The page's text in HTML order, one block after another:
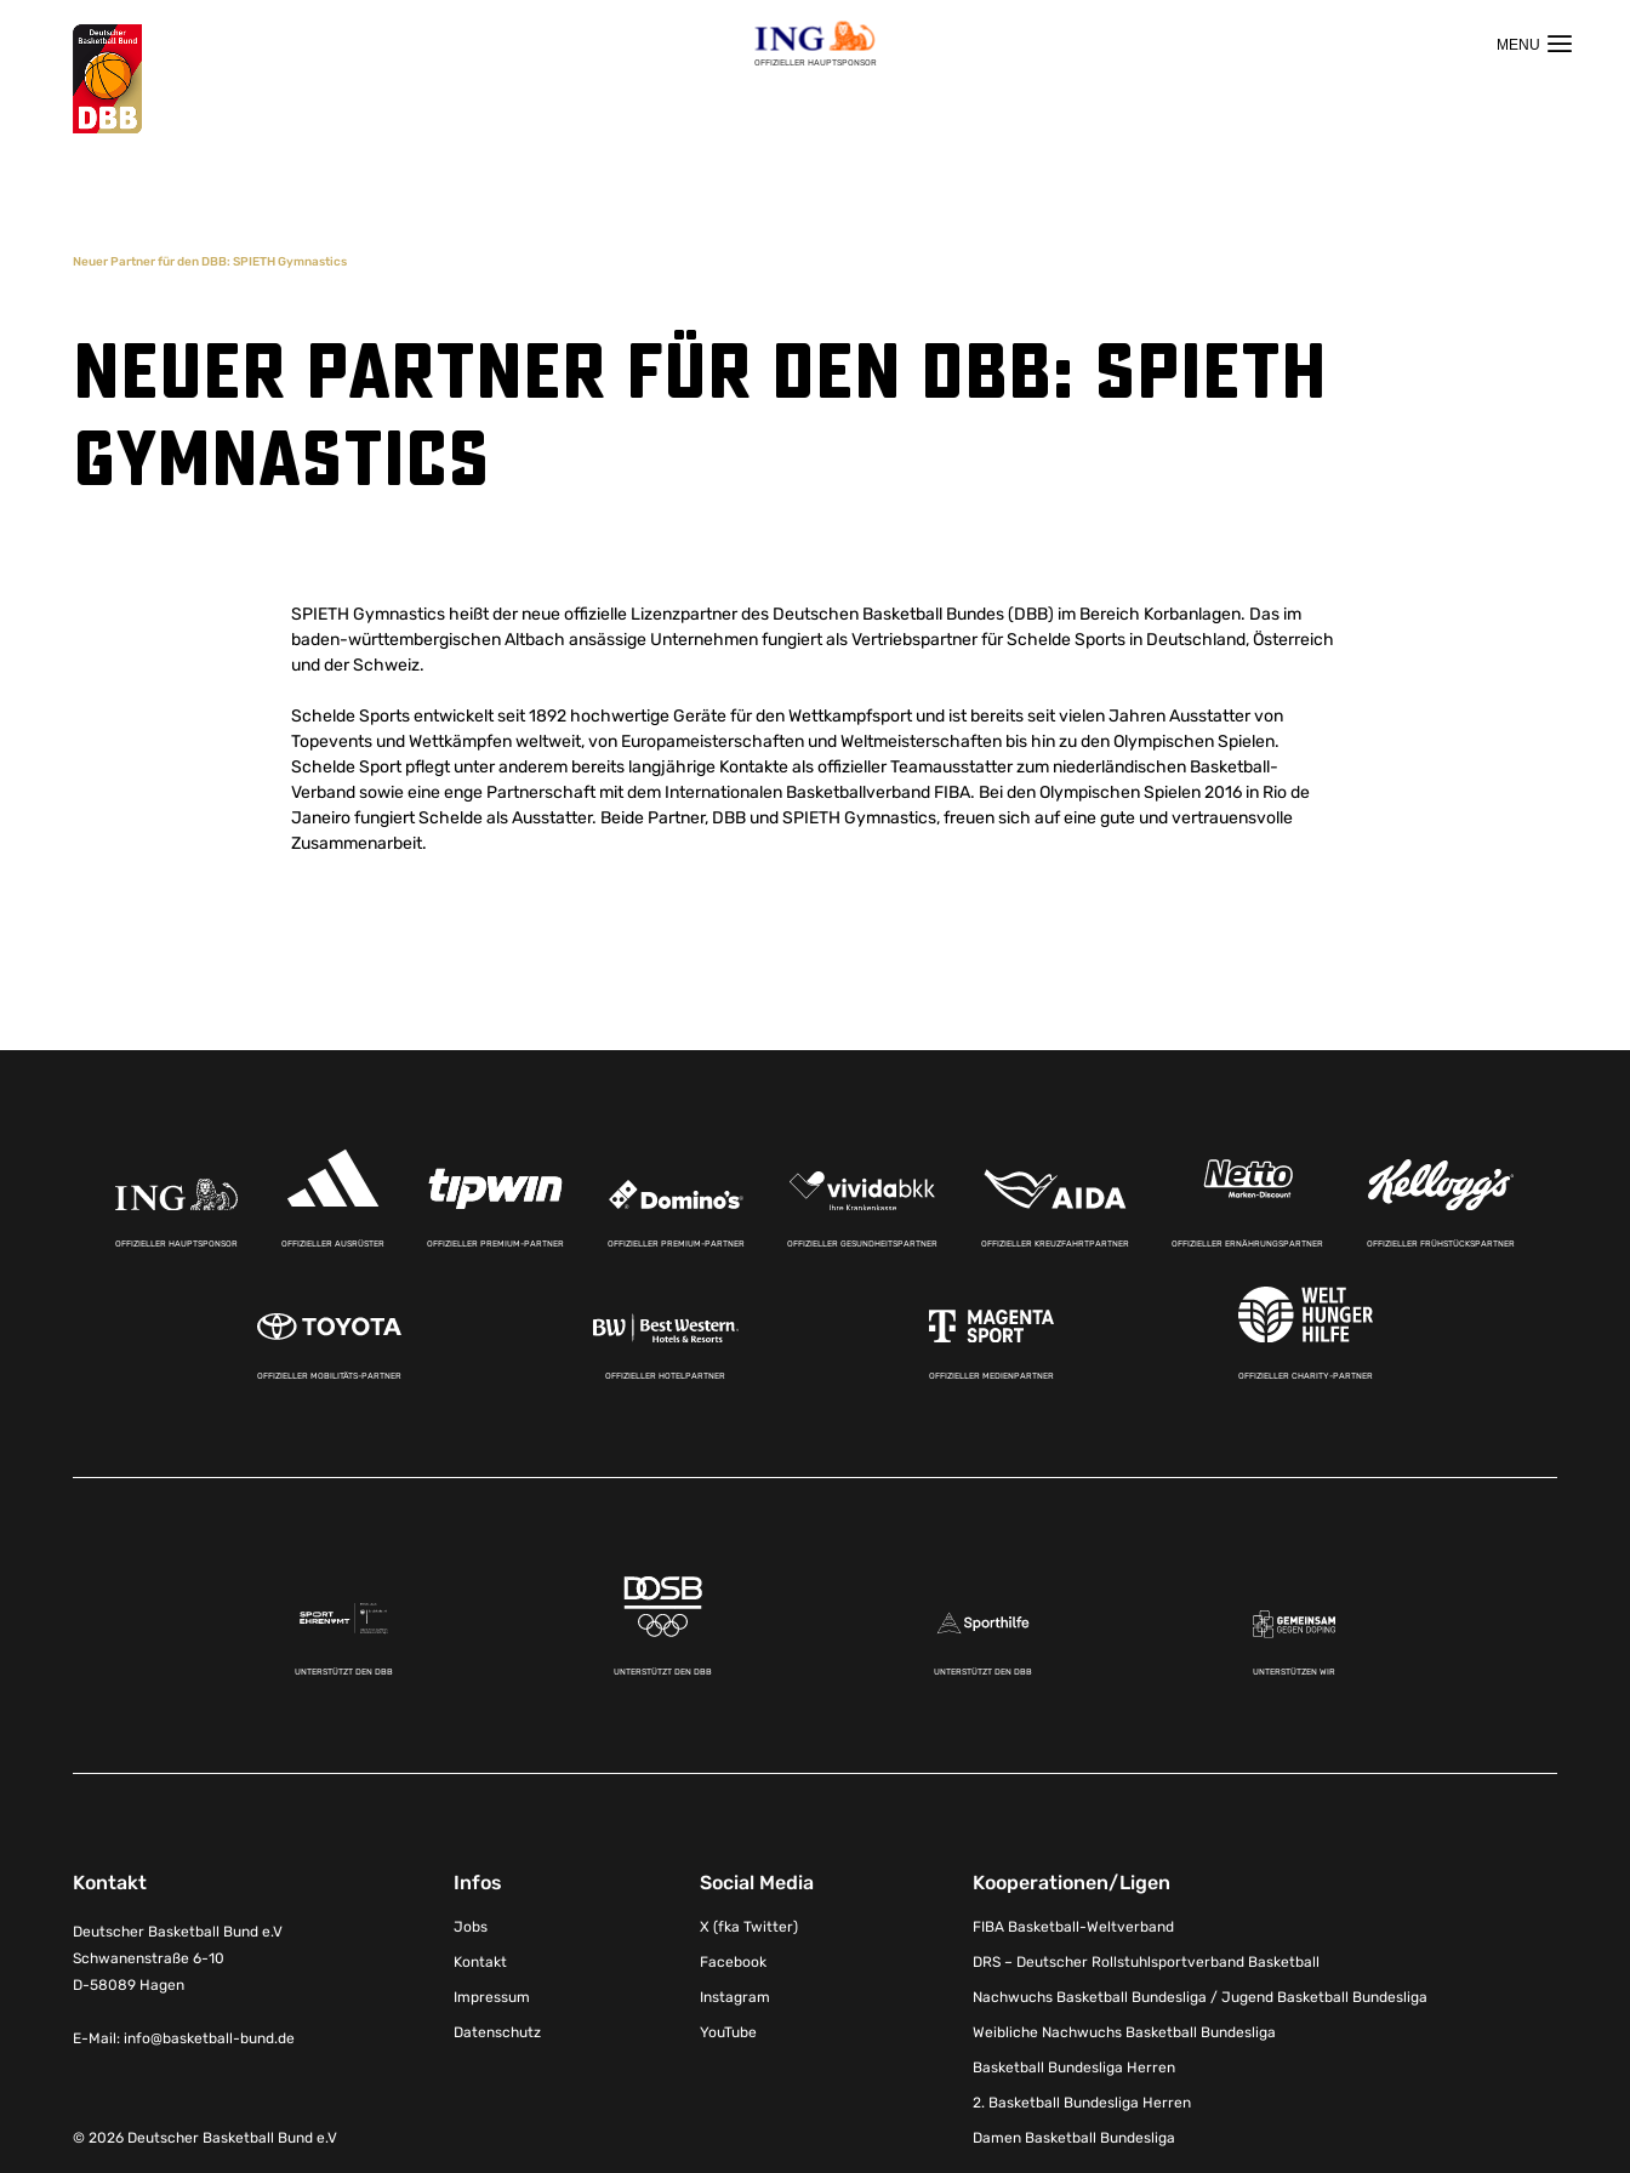
OFFIZIELLER HAUPTSPONSOR
Suchvorschläge
Neuer Partner für den DBB: SPIETH Gymnastics
Neuer Partner für den DBB: SPIETH
Gymnastics
SPIETH Gymnastics heißt der neue offizielle Lizenzpartner des Deutschen Basketball Bundes (DBB) im Bereich Korbanlagen. Das im
baden-württembergischen Altbach ansässige Unternehmen fungiert als Vertriebspartner für Schelde Sports in Deutschland, Österreich
und der Schweiz.
Schelde Sports entwickelt seit 1892 hochwertige Geräte für den Wettkampfsport und ist bereits seit vielen Jahren Ausstatter von
Topevents und Wettkämpfen weltweit, von Europameisterschaften und Weltmeisterschaften bis hin zu den Olympischen Spielen.
Schelde Sport pflegt unter anderem bereits langjährige Kontakte als offizieller Teamausstatter zum niederländischen Basketball-
Verband sowie eine enge Partnerschaft mit dem Internationalen Basketballverband FIBA. Bei den Olympischen Spielen 2016 in Rio de
Janeiro fungiert Schelde als Ausstatter. Beide Partner, DBB und SPIETH Gymnastics, freuen sich auf eine gute und vertrauensvolle
Zusammenarbeit.
OFFIZIELLER HAUPTSPONSOR OFFIZIELLER AUSRÜSTER OFFIZIELLER PREMIUM-PARTNER OFFIZIELLER PREMIUM-PARTNER OFFIZIELLER GESUNDHEITSPARTNER OFFIZIELLER KREUZFAHRTPARTNER OFFIZIELLER ERNÄHRUNGSPARTNER OFFIZIELLER FRÜHSTÜCKSPARTNER
OFFIZIELLER MOBILITÄTS-PARTNER OFFIZIELLER HOTELPARTNER OFFIZIELLER MEDIENPARTNER OFFIZIELLER CHARITY-PARTNER
UNTERSTÜTZT DEN DBB UNTERSTÜTZT DEN DBB UNTERSTÜTZT DEN DBB UNTERSTÜTZEN WIR
Kontakt
Deutscher Basketball Bund e.V
Schwanenstraße 6-10
D-58089 Hagen
E-Mail: info@basketball-bund.de
Infos
Jobs
Kontakt
Impressum
Datenschutz
Social Media
X (fka Twitter)
Facebook
Instagram
YouTube
Kooperationen/Ligen
FIBA Basketball-Weltverband
DRS – Deutscher Rollstuhlsportverband Basketball
Nachwuchs Basketball Bundesliga / Jugend Basketball Bundesliga
Weibliche Nachwuchs Basketball Bundesliga
Basketball Bundesliga Herren
2. Basketball Bundesliga Herren
Damen Basketball Bundesliga
© 2026 Deutscher Basketball Bund e.V